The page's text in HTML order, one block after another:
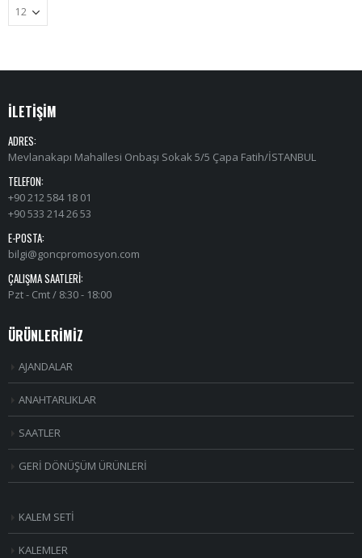
İLETİŞİM
ADRES:
Mevlanakapı Mahallesi Onbaşı Sokak 5/5 Çapa Fatih/İSTANBUL
TELEFON:
+90 212 584 18 01
+90 533 214 26 53
E-POSTA:
bilgi@goncpromosyon.com
ÇALIŞMA SAATLERI:
Pzt - Cmt / 8:30 - 18:00
ÜRÜNLERİMİZ
AJANDALAR
ANAHTARLIKLAR
SAATLER
GERİ DÖNÜŞÜM ÜRÜNLERİ
KALEM SETİ
KALEMLER